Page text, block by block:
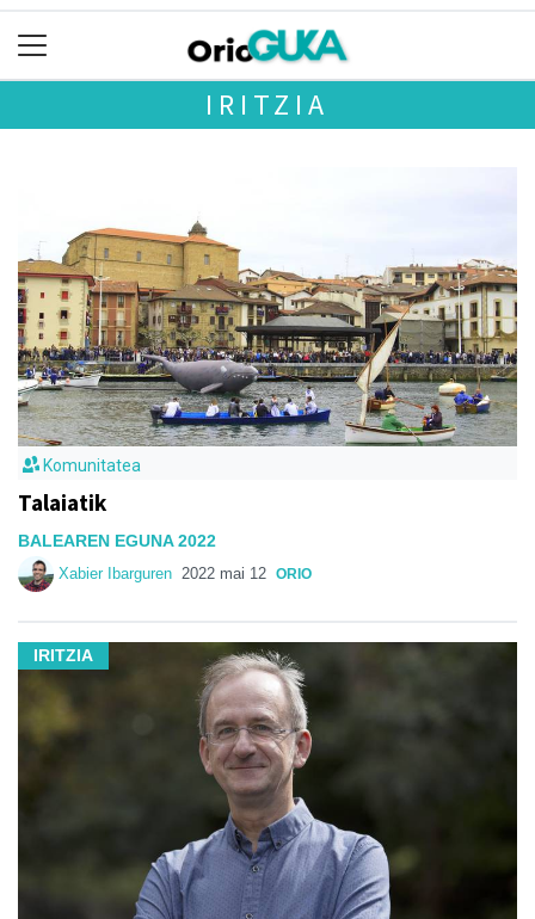
IRITZIA
Komunitatea
Talaiatik
BALEAREN EGUNA 2022
Xabier Ibarguren 2022 mai 12 ORIO
IRITZIA